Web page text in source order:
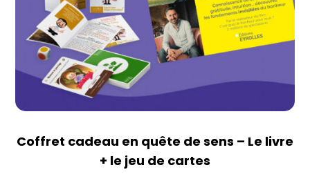
Coffret cadeau en quête de sens – Le livre
+ le jeu de cartes